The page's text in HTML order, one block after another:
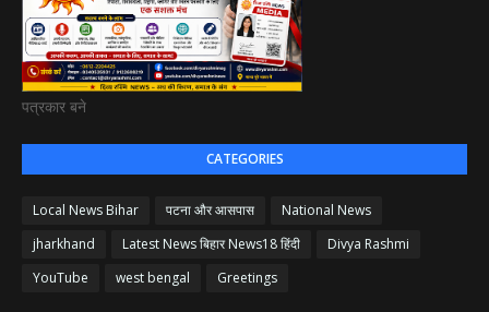
पत्रकार बने
CATEGORIES
Local News Bihar पटना और आसपास
National News
jharkhand
Latest News बिहार News18 हिंदी
Divya Rashmi
YouTube
west bengal Greetings